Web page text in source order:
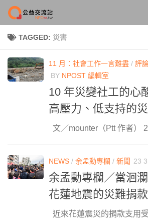
Skip to content
TAGGED: 災害
11 月：社會工作一言難盡 / 評
BY NPOST 編輯室
10 年災變社工的心
高壓力、低支持的
文／mounter（Ptt 作者）
NEWS / 余孟勳專欄 / 新聞 23
余孟勳專欄／當洄
花蓮地震的災難捐
近來花蓮震災的捐款支用